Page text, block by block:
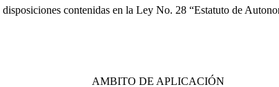
contenidas en la Ley No. 28 “Estatuto de
AMBITO DE APLICACIÓN